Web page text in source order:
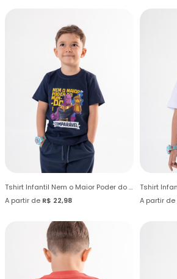
Tshirt Infantil Nem o Maior Poder do Mundo
A partir de R$ 22,98
A partir de